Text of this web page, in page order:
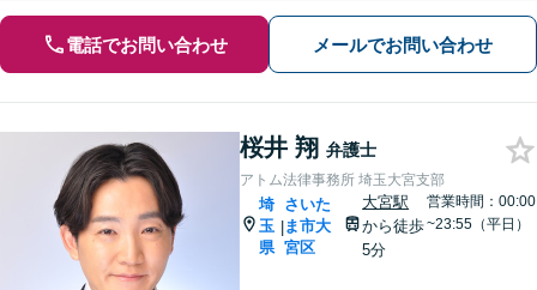
電話でお問い合わせ メールでお問い合わせ
桜井 翔 弁護士
アトム法律事務所 埼玉大宮支部
埼
玉
県
|
さいた
ま市大
宮区
大宮駅
から徒歩
5分
営業時間：00:00
~23:55（平日）